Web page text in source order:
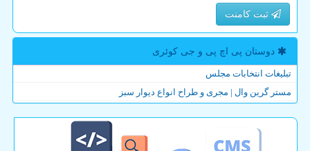
ثبت کامنت
دوستان پی اچ پی و جی كوئری
تبلیغات انتخابات مجلس
مستر گرین وال | مجری و طراح انواع دیوار سبز